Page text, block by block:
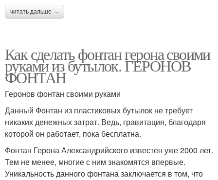
читать дальше →
Как сделать фонтан герона своими
руками из бутылок. ГЕРОНОВ
ФОНТАН
Геронов фонтан своими руками
Данный Фонтан из пластиковых бутылок не требует
никаких денежных затрат. Ведь, гравитация, благодаря
которой он работает, пока бесплатна.
Фонтан Герона Александрийского известен уже 2000 лет.
Тем не менее, многие с ним знакомятся впервые.
Уникальность данного фонтана заключается в том, что